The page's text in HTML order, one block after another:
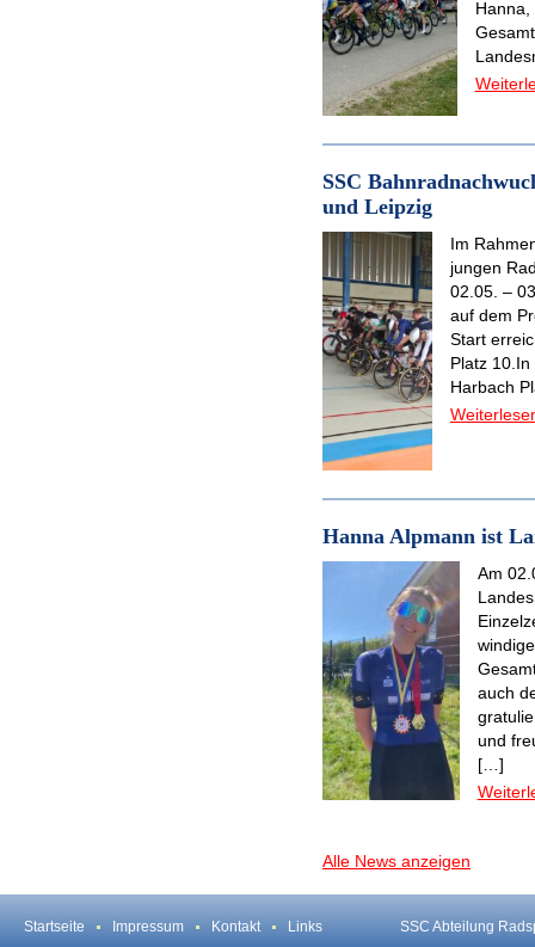
SSC
und Leipzig
Im
jungen
02.05. –
auf dem
Start
Platz
Harbach
Hanna Alpmann ist
Am
auch
und
[…]
Alle News anzeigen
Startseite Impressum Kontakt Links SSC Abteilung